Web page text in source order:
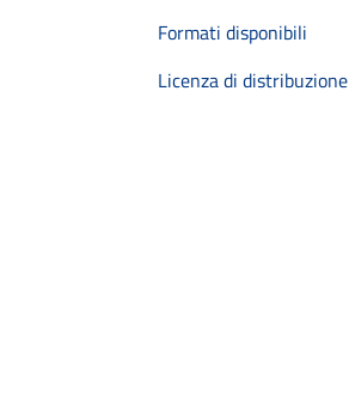
Formati disponibili
Licenza di distribuzione